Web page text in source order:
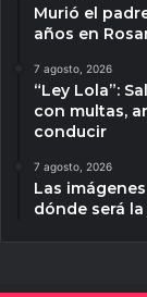
Murió el
años en
7 agosto, 2026
“Ley Lola”:
con multas,
conducir
7 agosto, 2026
Las
dónde será